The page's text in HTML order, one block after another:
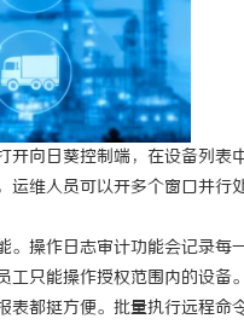
向日葵控制端，在设备列表
维人员可以开多个窗口并行
操作日志审计功能会记录每
只能操作授权范围内的设备
都挺方便。批量执行远程命